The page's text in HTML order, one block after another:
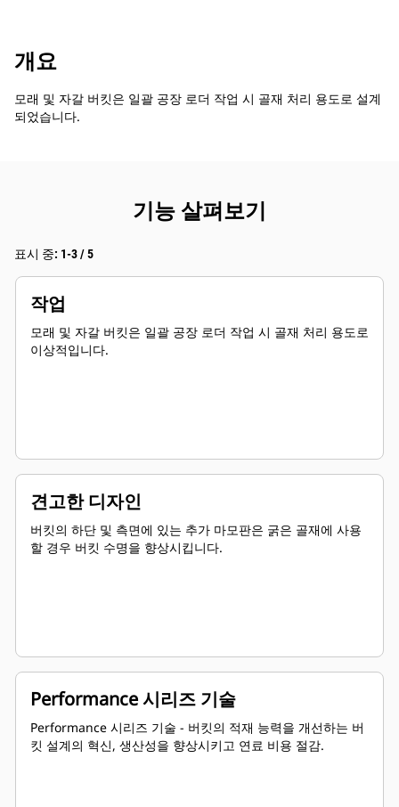
개요
모래 및 자갈 버킷은 일괄 공장 로더 작업 시 골재 처리 용도로 설계
되었습니다.
기능 살펴보기
표시 중: 1-3 / 5
작업
모래 및 자갈 버킷은 일괄 공장 로더 작업 시 골재 처리 용도로
이상적입니다.
견고한 디자인
버킷의 하단 및 측면에 있는 추가 마모판은 굵은 골재에 사용
할 경우 버킷 수명을 향상시킵니다.
Performance 시리즈 기술
Performance 시리즈 기술 - 버킷의 적재 능력을 개선하는 버
킷 설계의 혁신, 생산성을 향상시키고 연료 비용 절감.